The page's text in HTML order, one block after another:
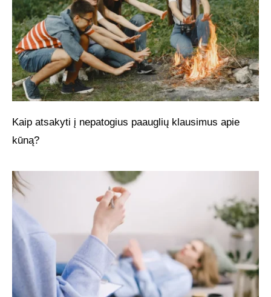
Kaip atsakyti į nepatogius paauglių klausimus apie
kūną?